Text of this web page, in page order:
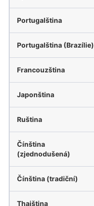
Portugalština
Portugalština (Brazílie)
Francouzština
Japonština
Ruština
Čínština
(zjednodušená)
Čínština (tradiční)
Thajština